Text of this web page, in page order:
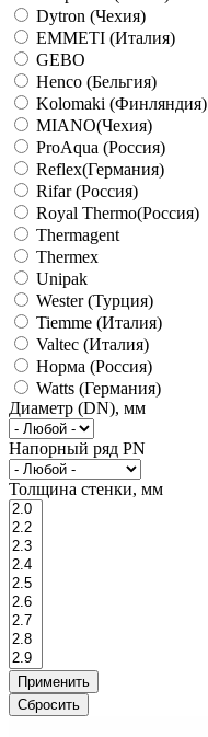
Dytron (Чехия)
EMMETI (Италия)
GEBO
Henco (Бельгия)
Kolomaki (Финляндия)
MIANO(Чехия)
ProAqua (Россия)
Reflex(Германия)
Rifar (Россия)
Royal Thermo(Россия)
Thermagent
Thermex
Unipak
Wester (Турция)
Tiemme (Италия)
Valtec (Италия)
Норма (Россия)
Watts (Германия)
Диаметр (DN), мм
Напорный ряд PN
Толщина стенки, мм